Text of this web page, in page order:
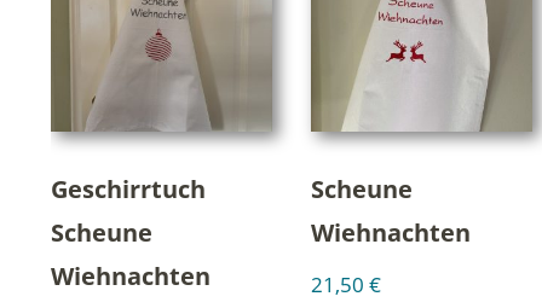
Geschirrtuch
Scheune
Wiehnachten
Scheune
Wiehnachten
21,50 €